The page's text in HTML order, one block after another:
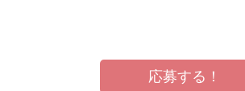
応募する！